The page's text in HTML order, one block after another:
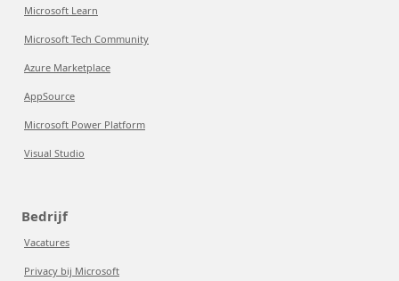
Microsoft Learn
Microsoft Tech Community
Azure Marketplace
AppSource
Microsoft Power Platform
Visual Studio
Bedrijf
Vacatures
Privacy bij Microsoft